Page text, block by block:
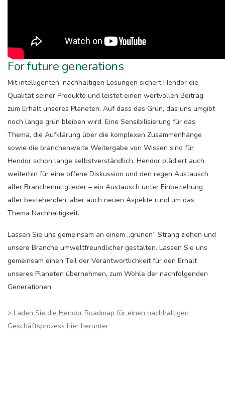
For future generations
Mit intelligenten, nachhaltigen Lösungen sichert Hendor die
Qualität seiner Produkte und leistet einen wertvollen Beitrag
zum Erhalt unseres Planeten. Auf dass das Grün, das uns umgibt
noch lange grün bleiben wird. Eine Sensibilisierung für das
Thema, die Aufklärung über die komplexen Zusammenhänge
sowie die branchenweite Weitergabe von Wissen sind für
Hendor schon lange selbstverständlich. Hendor plädiert auch
weiterhin für eine offene Diskussion und den regen Austausch
aller Branchenmitglieder – ein Austausch unter Einbeziehung
aller bestehenden, aber auch neuen Aspekte rund um das
Thema Nachhaltigkeit.
Lassen Sie uns gemeinsam an einem „grünen“ Strang ziehen und
unsere Branche umweltfreundlicher gestalten. Lassen Sie uns
gemeinsam einen Teil der Verantwortlichkeit für den Erhalt
unseres Planeten übernehmen, zum Wohle der nachfolgenden
Generationen.
> Laden Sie die Hendor Roadmap für einen nachhaltigen
Geschäftsprozess hier herunter